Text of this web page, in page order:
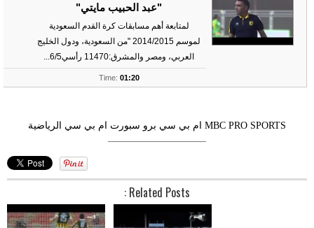
"عبد الحبيب مايتي"
لمتابعة أهم مسابقات كرة القدم السعودية
لموسم 2014/2015 "من السعودية، ودول الخليج
العربي، ومصر والمشرق:11470 رأسي6/5...
Time: 01:20
MBC PRO SPORTS ام بي سي برو سبورت ام بي سي الرياضية
––––––––––––––––––––
Related Posts :